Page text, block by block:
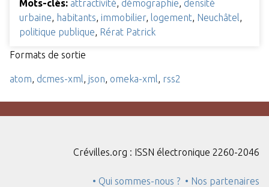
Mots-clés: attractivité démographie densité
urbaine
habitants immobilier, logement Neuchâtel
politique publique Rérat Patrick
Formats de sortie
atom dcmes-xml json omeka-xml rss2
Crévilles.org : ISSN électronique 2260-2046
• Qui sommes-nous ? • Nos partenaires